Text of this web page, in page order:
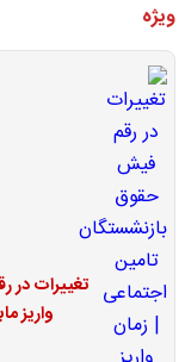
ویژه
تغییرات در
واریز